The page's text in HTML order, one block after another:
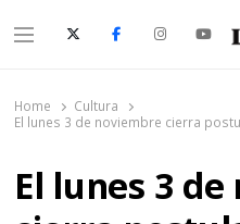
Menu
Home
Cultura
El lunes 3 de noviembre cierra
El lunes 3